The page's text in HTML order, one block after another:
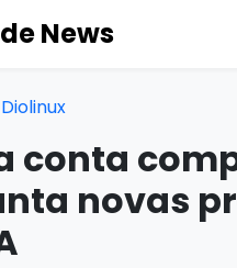
News
Diolinux
conta
novas